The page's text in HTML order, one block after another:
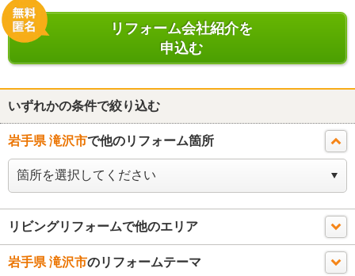
リフォーム会社紹介を
申込む
いずれかの条件で絞り込む
岩手県 滝沢市で他のリフォーム箇所
リビングリフォームで他のエリア
岩手県 滝沢市のリフォームテーマ